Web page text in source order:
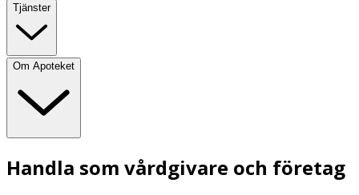
Tjänster
Om Apoteket
Handla som vårdgivare och företag